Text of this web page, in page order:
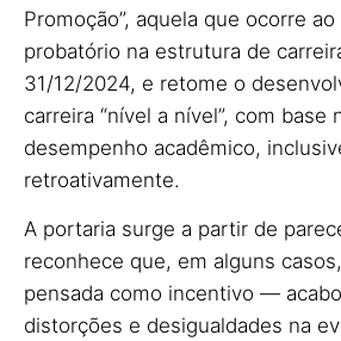
Promoção”, aquela que ocorre
probatório na estrutura de
31/12/2024, e retome o
carreira “nível a nível”, com base
desempenho acadêmico,
retroativamente.
A portaria surge a partir de
reconhece que, em alguns
pensada como incentivo —
distorções e desigualdades na